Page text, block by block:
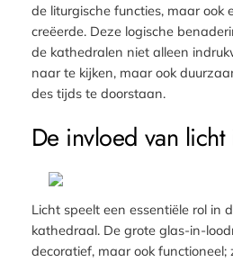
de liturgische functies, maar ook
creëerde. Deze logische
de kathedralen niet alleen
naar te kijken, maar ook
des tijds te doorstaan.
De invloed van
Licht speelt een essentiële rol in
kathedraal. De grote glas-in-
decoratief, maar ook